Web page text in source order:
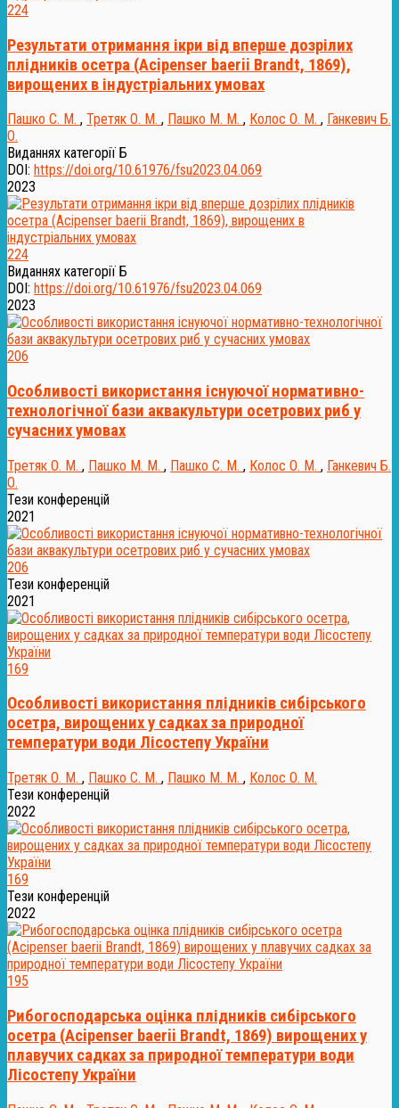
224
Результати отримання ікри від вперше дозрілих
плідників осетра (Acipenser baerii Brandt, 1869),
вирощених в індустріальних умовах
Пашко С. М. , Третяк О. М. , Пашко М. М. , Колос О. М. , Ганкевич Б.
О.
Виданнях категорії Б
DOI: https://doi.org/10.61976/fsu2023.04.069
2023
224
Виданнях категорії Б
DOI: https://doi.org/10.61976/fsu2023.04.069
2023
206
Особливості використання існуючої нормативно-
технологічної бази аквакультури осетрових риб у
сучасних умовах
Третяк О. М. , Пашко М. М. , Пашко С. М. , Колос О. М. , Ганкевич Б.
О.
Тези конференцій
2021
206
Тези конференцій
2021
169
Особливості використання плідників сибірського
осетра, вирощених у садках за природної
температури води Лісостепу України
Третяк О. М. , Пашко С. М. , Пашко М. М. , Колос О. М.
Тези конференцій
2022
169
Тези конференцій
2022
195
Рибогосподарська оцінка плідників сибірського
осетра (Аcipenser baerii Brandt, 1869) вирощених у
плавучих садках за природної температури води
Лісостепу України